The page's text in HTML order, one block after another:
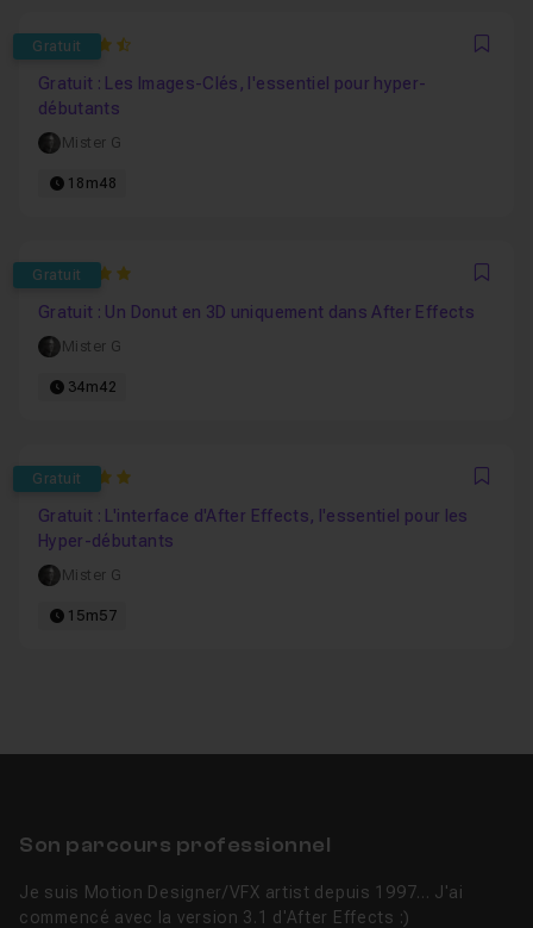
Gratuit
4.4
Gratuit : Les Images-Clés, l'essentiel pour hyper-
débutants
Mister G
18m48
Gratuit
5
Gratuit : Un Donut en 3D uniquement dans After Effects
Mister G
34m42
Gratuit
5
Gratuit : L'interface d'After Effects, l'essentiel pour les
Hyper-débutants
Mister G
15m57
Son parcours professionnel
Je suis Motion Designer/VFX artist depuis 1997... J'ai
commencé avec la version 3.1 d'After Effects :)